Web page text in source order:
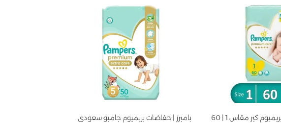
بامبرز | حفاضات بريميوم كير مقاس 1 | 60
بامبرز | حفاضات بريميوم جامبو سعودى